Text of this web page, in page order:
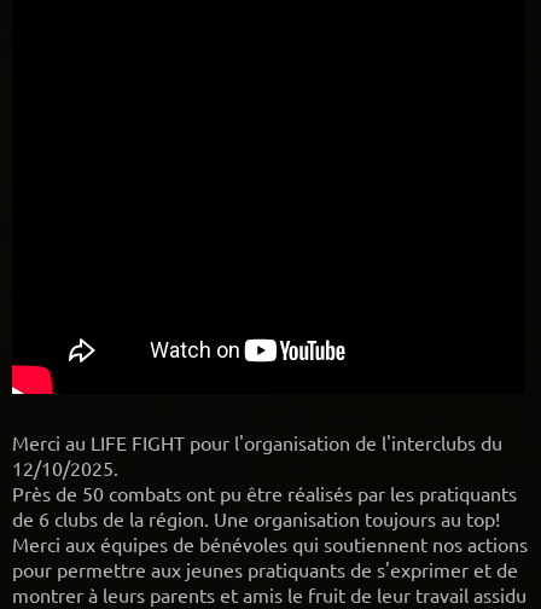
Merci au LIFE FIGHT pour l'organisation de l'interclubs du
12/10/2025.
Près de 50 combats ont pu être réalisés par les pratiquants
de 6 clubs de la région. Une organisation toujours au top!
Merci aux équipes de bénévoles qui soutiennent nos actions
pour permettre aux jeunes pratiquants de s'exprimer et de
montrer à leurs parents et amis le fruit de leur travail assidu